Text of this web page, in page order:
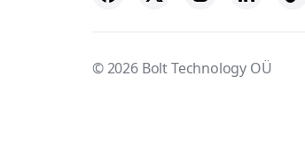
© 2026 Bolt Technology OÜ